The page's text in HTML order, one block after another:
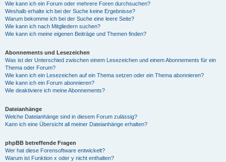
Wie kann ich ein Forum oder mehrere Foren durchsuchen?
Weshalb erhalte ich bei der Suche keine Ergebnisse?
Warum bekomme ich bei der Suche eine leere Seite?
Wie kann ich nach Mitgliedern suchen?
Wie kann ich meine eigenen Beiträge und Themen finden?
Abonnements und Lesezeichen
Was ist der Unterschied zwischen einem Lesezeichen und einem Abonnements für ein
Thema oder Forum?
Wie kann ich ein Lesezeichen auf ein Thema setzen oder ein Thema abonnieren?
Wie kann ich ein Forum abonnieren?
Wie deaktiviere ich meine Abonnements?
Dateianhänge
Welche Dateianhänge sind in diesem Forum zulässig?
Kann ich eine Übersicht all meiner Dateianhänge erhalten?
phpBB betreffende Fragen
Wer hat diese Forensoftware entwickelt?
Warum ist Funktion x oder y nicht enthalten?